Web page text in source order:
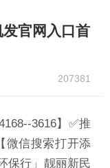
官网入口首
207381
3616】✅推
微信搜索打开添
保行」靓丽新民